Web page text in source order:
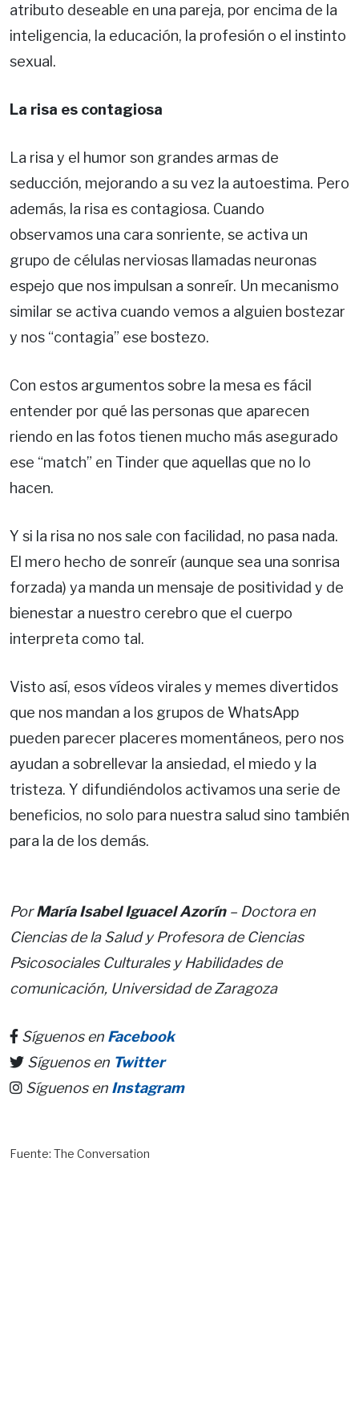
atributo deseable en una pareja, por encima de la
inteligencia, la educación, la profesión o el instinto
sexual.
La risa es contagiosa
La risa y el humor son grandes armas de
seducción, mejorando a su vez la autoestima. Pero
además, la risa es contagiosa. Cuando
observamos una cara sonriente, se activa un
grupo de células nerviosas llamadas neuronas
espejo que nos impulsan a sonreír. Un mecanismo
similar se activa cuando vemos a alguien bostezar
y nos “contagia” ese bostezo.
Con estos argumentos sobre la mesa es fácil
entender por qué las personas que aparecen
riendo en las fotos tienen mucho más asegurado
ese “match” en Tinder que aquellas que no lo
hacen.
Y si la risa no nos sale con facilidad, no pasa nada.
El mero hecho de sonreír (aunque sea una sonrisa
forzada) ya manda un mensaje de positividad y de
bienestar a nuestro cerebro que el cuerpo
interpreta como tal.
Visto así, esos vídeos virales y memes divertidos
que nos mandan a los grupos de WhatsApp
pueden parecer placeres momentáneos, pero nos
ayudan a sobrellevar la ansiedad, el miedo y la
tristeza. Y difundiéndolos activamos una serie de
beneficios, no solo para nuestra salud sino también
para la de los demás.
PorMaría Isabel Iguacel Azorín– Doctora en
Ciencias de la Salud y Profesora de Ciencias
Psicosociales Culturales y Habilidades de
comunicación, Universidad de Zaragoza
Síguenos en Facebook
Síguenos en Twitter
Síguenos en Instagram
Fuente: The Conversation